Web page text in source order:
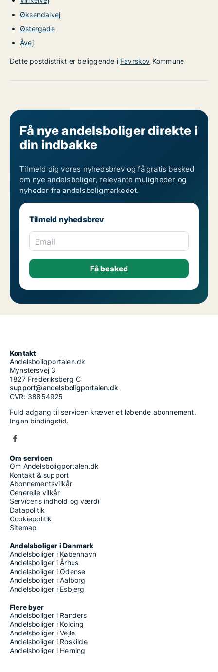
Øksendalvej
Østergade
Åvej
Dette postdistrikt er beliggende i Favrskov Kommune
Få nye andelsboliger direkte i
din indbakke
Tilmeld dig vores nyhedsbrev og få gratis besked
om nye andelsboliger, relevante muligheder og
nyheder fra andelsboligmarkedet.
Tilmeld nyhedsbrev
Email
Kontakt
Andelsboligportalen.dk
Mynstersvej 3
1827 Frederiksberg C
support@andelsboligportalen.dk
CVR: 38854925
Fuld adgang til servicen kræver et løbende abonnement.
Ingen bindingstid.
Om servicen
Om Andelsboligportalen.dk
Kontakt & support
Abonnementsvilkår
Generelle vilkår
Servicens indhold og værdi
Datapolitik
Cookiepolitik
Sitemap
Andelsboliger i Danmark
Andelsboliger i København
Andelsboliger i Århus
Andelsboliger i Odense
Andelsboliger i Aalborg
Andelsboliger i Esbjerg
Flere byer
Andelsboliger i Randers
Andelsboliger i Kolding
Andelsboliger i Vejle
Andelsboliger i Roskilde
Andelsboliger i Herning